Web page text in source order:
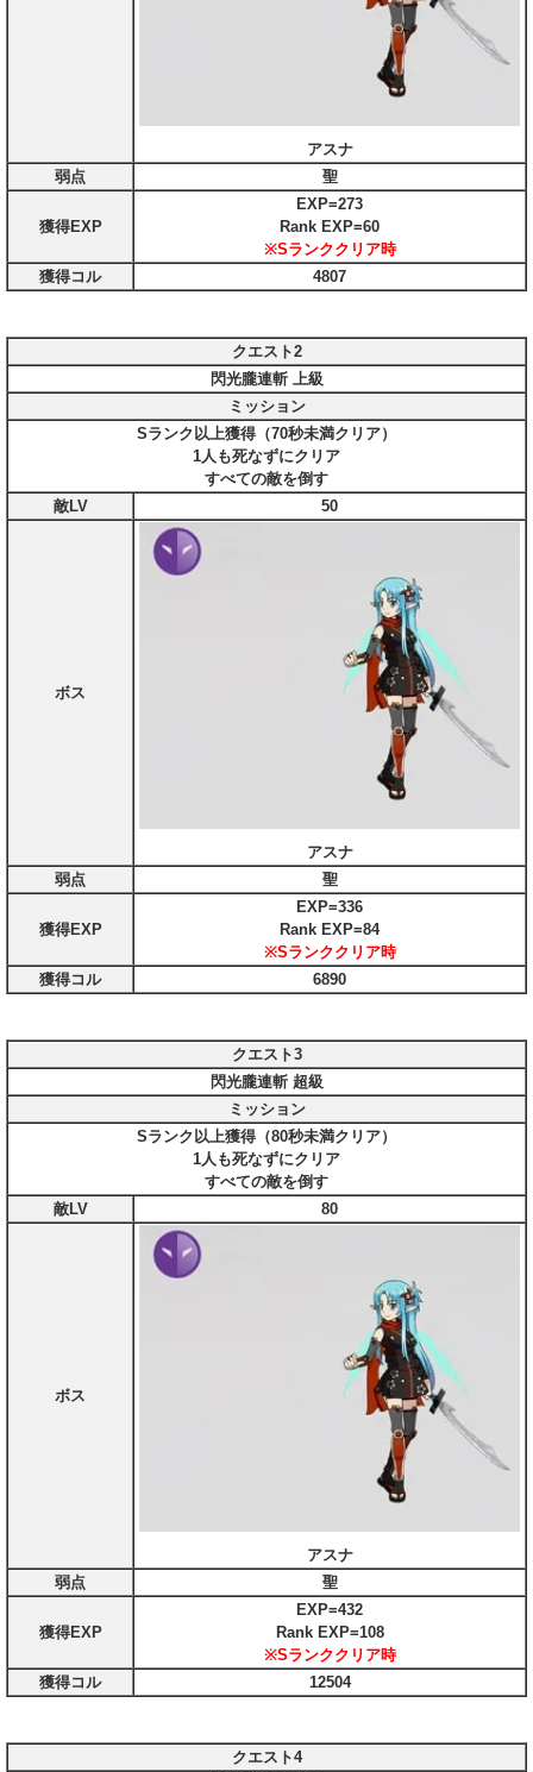
アスナ
弱点
聖
獲得EXP
EXP=273
Rank EXP=60
※Sランククリア時
獲得コル
4807
クエスト2
閃光朧連斬 上級
ミッション
Sランク以上獲得（70秒未満クリア）
1人も死なずにクリア
すべての敵を倒す
敵LV
50
ボス
アスナ
弱点
聖
獲得EXP
EXP=336
Rank EXP=84
※Sランククリア時
獲得コル
6890
クエスト3
閃光朧連斬 超級
ミッション
Sランク以上獲得（80秒未満クリア）
1人も死なずにクリア
すべての敵を倒す
敵LV
80
ボス
アスナ
弱点
聖
獲得EXP
EXP=432
Rank EXP=108
※Sランククリア時
獲得コル
12504
クエスト4